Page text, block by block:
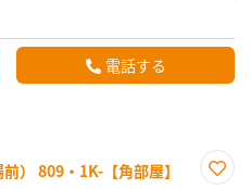
電話する
） 809・1K-【角部屋】